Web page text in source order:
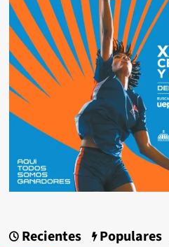
Recientes Populares